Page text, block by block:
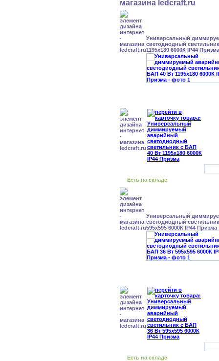
Универсальный
светодиодный
1195x180 6000К IP44 Призма
Есть на складе
Универсальный
светодиодный
595x595 6000К IP44 Призма
Есть на складе